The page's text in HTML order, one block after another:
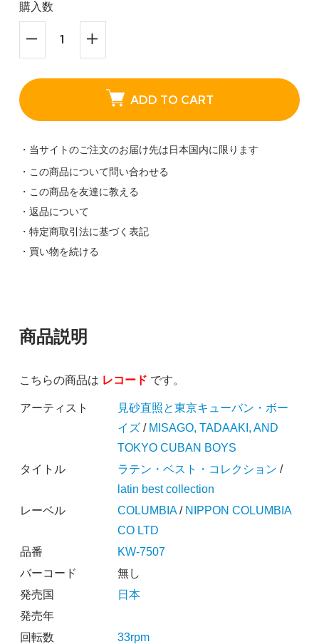
購入数
ADD TO CART
・当サイトのご注文のお届け先は日本国内に限ります
・この商品について問い合わせる
・この商品を友達に教える
・返品について
・特定商取引法に基づく表記
・買い物を続ける
商品説明
こちらの商品は レコード です。
アーティスト
見砂直照と東京キューバン・ボー
イズ/ MISAGO, TADAAKI, AND
TOKYO CUBAN BOYS
タイトル
ラテン・ベスト・コレクション /
latin best collection
レーベル
COLUMBIA/ NIPPON COLUMBIA
CO LTD
品番
KW-7507
バーコード
無し
発売国
日本
発売年
回転数
33rpm